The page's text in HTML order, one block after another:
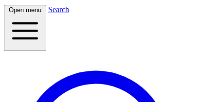
Open menu Search